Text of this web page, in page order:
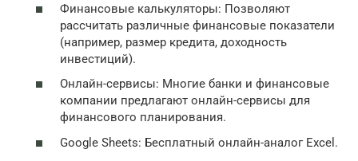
Финансовые калькуляторы: Позволяют
рассчитать различные финансовые показатели
(например, размер кредита, доходность
инвестиций).
Онлайн-сервисы: Многие банки и финансовые
компании предлагают онлайн-сервисы для
финансового планирования.
Google Sheets: Бесплатный онлайн-аналог Excel.